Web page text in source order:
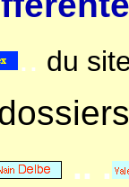
.. du
.. .